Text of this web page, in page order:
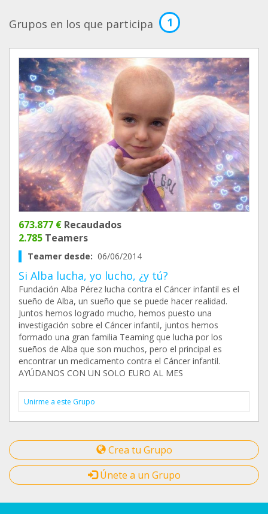
Grupos en los que participa 1
673.877 € Recaudados
2.785 Teamers
Teamer desde: 06/06/2014
Si Alba lucha, yo lucho, ¿y tú?
Fundación Alba Pérez lucha contra el Cáncer infantil es el
sueño de Alba, un sueño que se puede hacer realidad.
Juntos hemos logrado mucho, hemos puesto una
investigación sobre el Cáncer infantil, juntos hemos
formado una gran familia Teaming que lucha por los
sueños de Alba que son muchos, pero el principal es
encontrar un medicamento contra el Cáncer infantil.
AYÚDANOS CON UN SOLO EURO AL MES
Unirme a este Grupo
Crea tu Grupo
Únete a un Grupo